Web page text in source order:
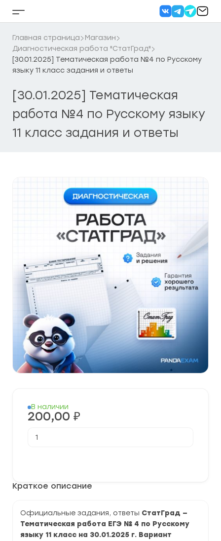
Кнопка
бокового
меню
Главная страница
Магазин
Диагностическая работа "СтатГрад"
[30.01.2025] Тематическая работа №4 по Русскому
языку 11 класс задания и ответы
[30.01.2025] Тематическая
работа №4 по Русскому языку
11 класс задания и ответы
Краткое описание
Официальные задания, ответы СтатГрад —
Тематическая работа ЕГЭ № 4 по Русскому
языку 11 класс на 30.01.2025 г. Вариант
В наличии
200,00 ₽
товара
Русскому
класс
задания
и
ответы